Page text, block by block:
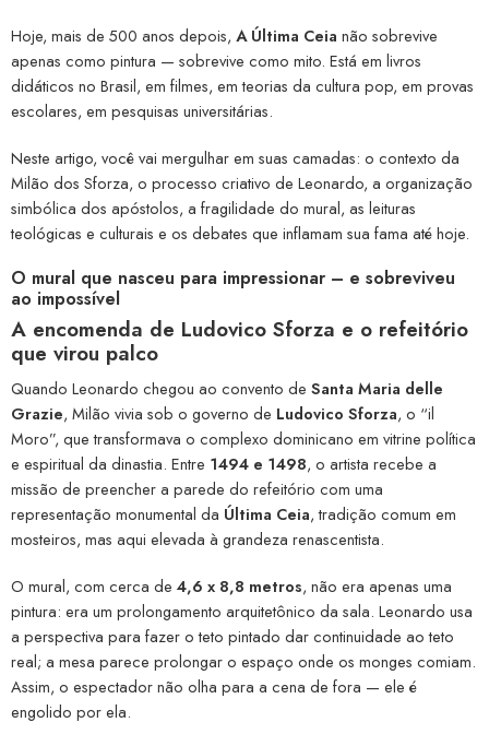
Hoje, mais de 500 anos depois, A Última Ceia não sobrevive
apenas como pintura — sobrevive como mito. Está em livros
didáticos no Brasil, em filmes, em teorias da cultura pop, em provas
escolares, em pesquisas universitárias.
Neste artigo, você vai mergulhar em suas camadas: o contexto da
Milão dos Sforza, o processo criativo de Leonardo, a organização
simbólica dos apóstolos, a fragilidade do mural, as leituras
teológicas e culturais e os debates que inflamam sua fama até hoje.
O mural que nasceu para impressionar – e sobreviveu
ao impossível
A encomenda de Ludovico Sforza e o refeitório
que virou palco
Quando Leonardo chegou ao convento de Santa Maria delle
Grazie, Milão vivia sob o governo de Ludovico Sforza, o “il
Moro”, que transformava o complexo dominicano em vitrine política
e espiritual da dinastia. Entre 1494 e 1498, o artista recebe a
missão de preencher a parede do refeitório com uma
representação monumental da Última Ceia, tradição comum em
mosteiros, mas aqui elevada à grandeza renascentista.
O mural, com cerca de 4,6 x 8,8 metros, não era apenas uma
pintura: era um prolongamento arquitetônico da sala. Leonardo usa
a perspectiva para fazer o teto pintado dar continuidade ao teto
real; a mesa parece prolongar o espaço onde os monges comiam.
Assim, o espectador não olha para a cena de fora — ele é
engolido por ela.